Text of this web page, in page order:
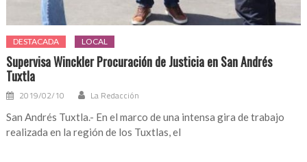
DESTACADA LOCAL
Supervisa Winckler Procuración de Justicia en San Andrés
Tuxtla
2019/02/10 La Redacción
San Andrés Tuxtla.- En el marco de una intensa gira de trabajo
realizada en la región de los Tuxtlas, el